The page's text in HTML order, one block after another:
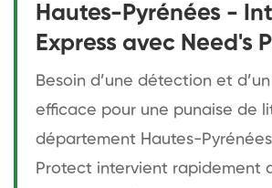
Hautes-Pyrénées -
Express avec Need's
Besoin d’une détection et
efficace pour une punaise de
département Hautes-Pyrénées
Protect intervient rapidement